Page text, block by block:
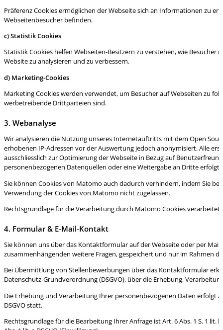
Präferenz Cookies ermöglichen der Webseite sich an Informationen zu
Webseitenbesucher befinden.
c) Statistik Cookies
Statistik Cookies helfen Webseiten-Besitzern zu verstehen, wie
Website zu analysieren und zu verbessern.
d) Marketing-Cookies
Marketing Cookies werden verwendet, um Besucher auf Webseiten zu
werbetreibende Drittparteien sind.
3. Webanalyse
Wir analysieren die Nutzung unseres Internetauftritts mit dem Open
erhobenen IP-Adressen vor der Auswertung jedoch anonymisiert. Alle
ausschliesslich zur Optimierung der Webseite in Bezug auf
personenbezogenen Datenquellen oder eine Weitergabe an Dritte erfolgt
Sie können Cookies von Matomo auch dadurch verhindern, indem Sie
Verwendung der Cookies von Matomo nicht zugelassen.
Rechtsgrundlage für die Verarbeitung durch Matomo Cookies
4. Formular & E-Mail-Kontakt
Sie können uns über das Kontaktformular auf der Webseite oder per
zusammenhängenden weitere Fragen, gespeichert und nur im Rahmen
Bei Übermittlung von Stellenbewerbungen über das Kontaktformular
Datenschutz-Grundverordnung (DSGVO), über die Erhebung,
Die Erhebung und Verarbeitung Ihrer personenbezogenen Daten erfolgt
DSGVO statt.
Rechtsgrundlage für die Bearbeitung Ihrer Anfrage ist Art. 6 Abs. 1 S. 1